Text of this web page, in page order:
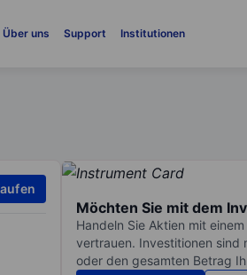
Über uns Support Institutionen
Möchten Sie mit dem
Handeln Sie Aktien mit
vertrauen. Investitionen sind
oder den gesamten Betrag